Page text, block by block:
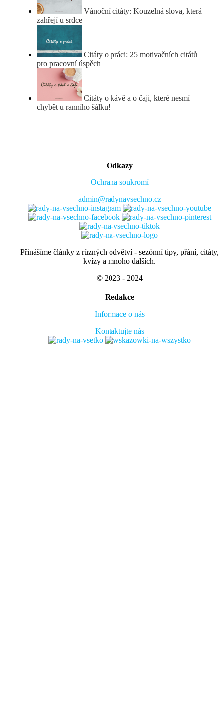
Vánoční citáty: Kouzelná slova, která
zahřejí u srdce
Citáty o práci: 25 motivačních citátů
pro pracovní úspěch
Citáty o kávě a o čaji, které nesmí
chybět u ranního šálku!
Odkazy
Ochrana soukromí
admin@radynavsechno.cz
Přinášíme články z různých odvětví - sezónní tipy, přání, citáty,
kvízy a mnoho dalších.
© 2023 - 2024
Redakce
Informace o nás
Kontaktujte nás